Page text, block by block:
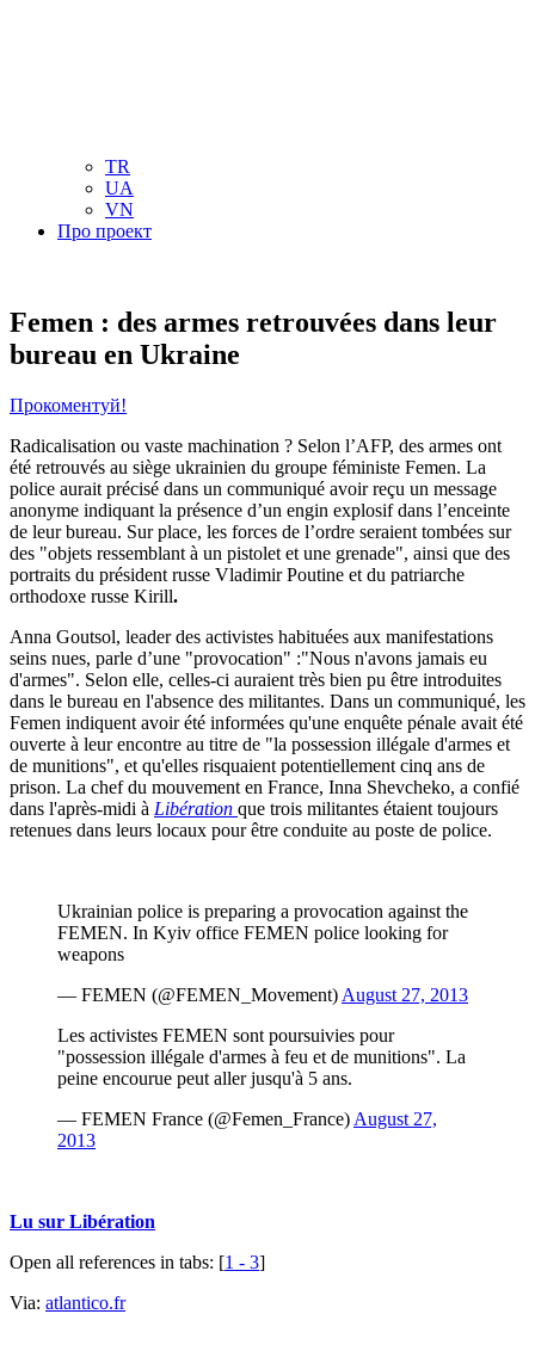
TR
UA
VN
Про проект
Femen : des armes retrouvées dans leur
bureau en Ukraine
Прокоментуй!
Radicalisation ou vaste machination ? Selon l’AFP, des armes ont
été retrouvés au siège ukrainien du groupe féministe Femen. La
police aurait précisé dans un communiqué avoir reçu un message
anonyme indiquant la présence d’un engin explosif dans l’enceinte
de leur bureau. Sur place, les forces de l’ordre seraient tombées sur
des "objets ressemblant à un pistolet et une grenade", ainsi que des
portraits du président russe Vladimir Poutine et du patriarche
orthodoxe russe Kirill.
Anna Goutsol, leader des activistes habituées aux manifestations
seins nues, parle d’une "provocation" :"Nous n'avons jamais eu
d'armes". Selon elle, celles-ci auraient très bien pu être introduites
dans le bureau en l'absence des militantes. Dans un communiqué, les
Femen indiquent avoir été informées qu'une enquête pénale avait été
ouverte à leur encontre au titre de "la possession illégale d'armes et
de munitions", et qu'elles risquaient potentiellement cinq ans de
prison. La chef du mouvement en France, Inna Shevcheko, a confié
dans l'après-midi à Libération que trois militantes étaient toujours
retenues dans leurs locaux pour être conduite au poste de police.
Ukrainian police is preparing a provocation against the
FEMEN. In Kyiv office FEMEN police looking for
weapons
— FEMEN (@FEMEN_Movement) August 27, 2013
Les activistes FEMEN sont poursuivies pour
"possession illégale d'armes à feu et de munitions". La
peine encourue peut aller jusqu'à 5 ans.
— FEMEN France (@Femen_France) August 27,
2013
Lu sur Libération
Open all references in tabs: [1 - 3]
Via: atlantico.fr